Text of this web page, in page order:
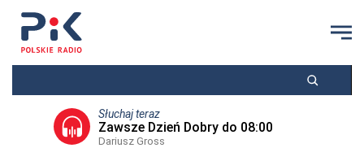
Słuchaj teraz
Zawsze Dzień Dobry do 08:00
Dariusz Gross